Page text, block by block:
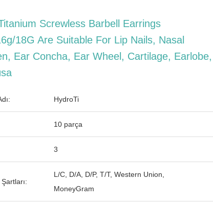
Screwless Barbell Earrings
18G Are Suitable For Lip Nails, Nasal
Ear Concha, Ear Wheel, Cartilage, Earlobe,
HydroTi
10 parça
3
L/C, D/A, D/P, T/T, Western Union,
MoneyGram